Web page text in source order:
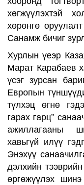
хөгжүүлэхтэй
хөрөнгө
Санамж бичиг
Хурлын үеэр Каз
Марат Карабаев
үсэг зурсан
Европын
түлхэц өгнө
гарах гарц”
ажиллагааны
хавьгүй илүү
Энэхүү
дэлхийн
өргөжүүлэх